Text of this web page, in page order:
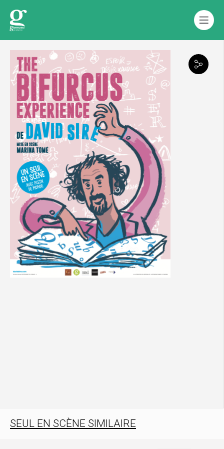
SEUL EN SCÈNE SIMILAIRE